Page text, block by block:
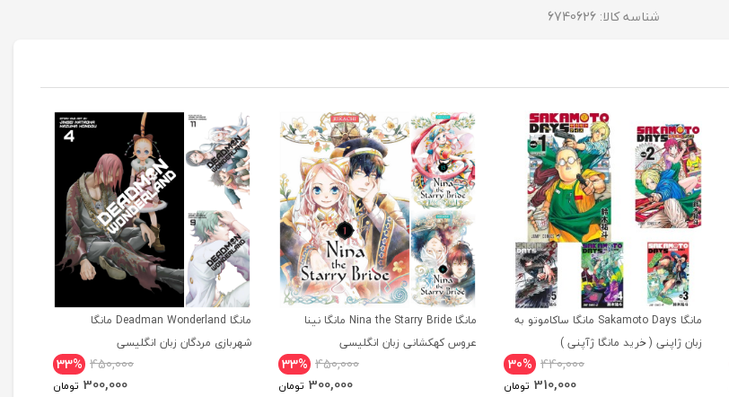
شناسه کالا: 6740626
مانگا Sakamoto Days مانگا ساکاموتو به
زبان ژاپنی ( خرید مانگا ژآپنی )
30% 440,000
310,000 تومان
مانگا Nina the Starry Bride مانگا نینا
عروس کهکشانی زبان انگلیسی
33% 450,000
300,000 تومان
مانگا Deadman Wonderland مانگا
شهربازی مردگان زبان انگلیسی
33% 450,000
300,000 تومان